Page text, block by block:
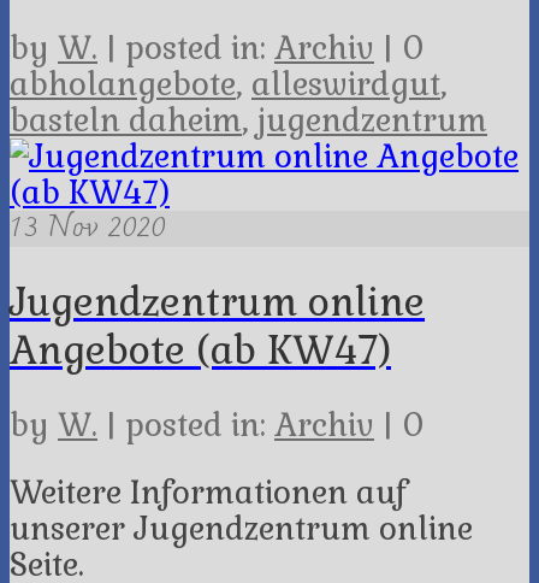
by W. | posted in: Archiv | 0
abholangebote, alleswirdgut,
basteln daheim, jugendzentrum
13Nov 2020
Jugendzentrum online
Angebote (ab KW47)
by W. | posted in: Archiv | 0
Weitere Informationen auf
unserer Jugendzentrum online
Seite.